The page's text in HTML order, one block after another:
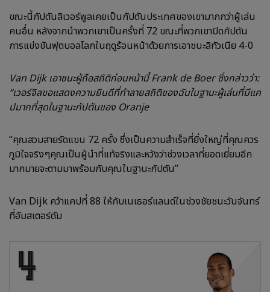
ขณะนี้กัปตันลิเวอร์พูลเคยเป็นกัปตันประเทศของเขามากกว่าผู้เล่น
คนอื่น หลังจากนำพวกเขาเป็นครั้งที่ 72 ขณะที่พวกเขาปิดกัปตัน
การแข่งขันฟุตบอลโลกในฤดูร้อนหน้าด้วยการเอาชนะลิทัวเนีย 4-0
Van Dijk เอาชนะผู้ถือสถิติก่อนหน้านี้ Frank de Boer ซึ่งกล่าวว่า:
“เวอร์จิลขอแสดงความยินดีที่ทำลายสถิติของฉันในฐานะผู้เล่นที่มีแค
ปมากที่สุดในฐานะกัปตันของ Oranje
“คุณสวมสายรัดแขน 72 ครั้ง ซึ่งเป็นความสำเร็จที่ยิ่งใหญ่ที่คุณควร
ภูมิใจจริงๆคุณเป็นผู้นำที่แท้จริงและหวังว่าช่วงเวลาที่ยอดเยี่ยมอีก
มากมายจะตามมาพร้อมกับคุณในฐานะกัปตัน”
Van Dijk คว้าแคปที่ 88 ให้กับเนเธอร์แลนด์ในช่วงชัยชนะวันจันทร์
ที่อัมสเตอร์ดัม